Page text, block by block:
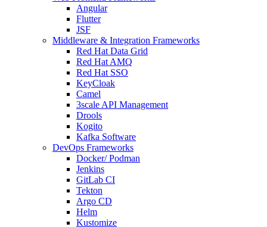
Angular
Flutter
JSF
Middleware & Integration Frameworks
Red Hat Data Grid
Red Hat AMQ
Red Hat SSO
KeyCloak
Camel
3scale API Management
Drools
Kogito
Kafka Software
DevOps Frameworks
Docker/ Podman
Jenkins
GitLab CI
Tekton
Argo CD
Helm
Kustomize